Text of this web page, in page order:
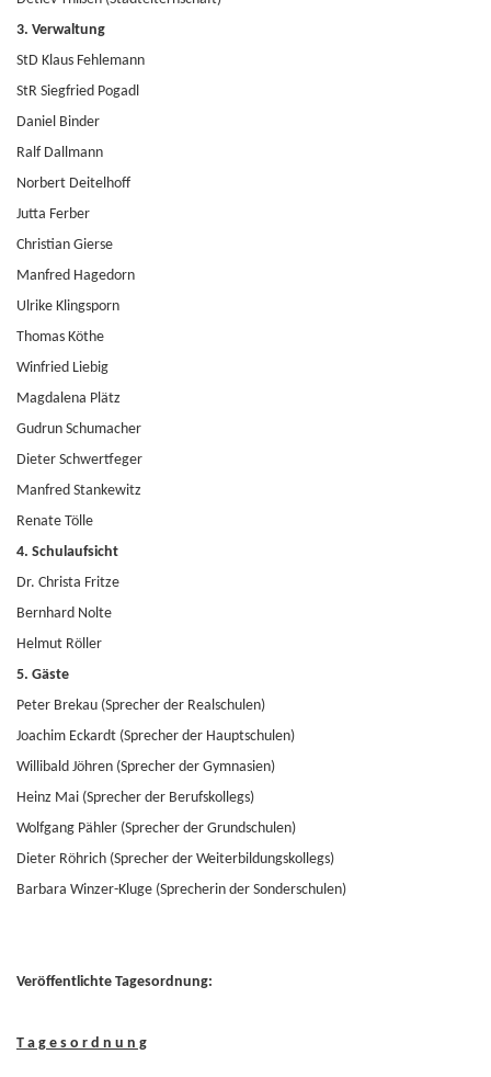
3. Verwaltung
StD Klaus Fehlemann
StR Siegfried Pogadl
Daniel Binder
Ralf Dallmann
Norbert Deitelhoff
Jutta Ferber
Christian Gierse
Manfred Hagedorn
Ulrike Klingsporn
Thomas Köthe
Winfried Liebig
Magdalena Plätz
Gudrun Schumacher
Dieter Schwertfeger
Manfred Stankewitz
Renate Tölle
4. Schulaufsicht
Dr. Christa Fritze
Bernhard Nolte
Helmut Röller
5. Gäste
Peter Brekau (Sprecher der Realschulen)
Joachim Eckardt (Sprecher der Hauptschulen)
Willibald Jöhren (Sprecher der Gymnasien)
Heinz Mai (Sprecher der Berufskollegs)
Wolfgang Pähler (Sprecher der Grundschulen)
Dieter Röhrich (Sprecher der Weiterbildungskollegs)
Barbara Winzer-Kluge (Sprecherin der Sonderschulen)
Veröffentlichte Tagesordnung:
T a g e s o r d n u n g